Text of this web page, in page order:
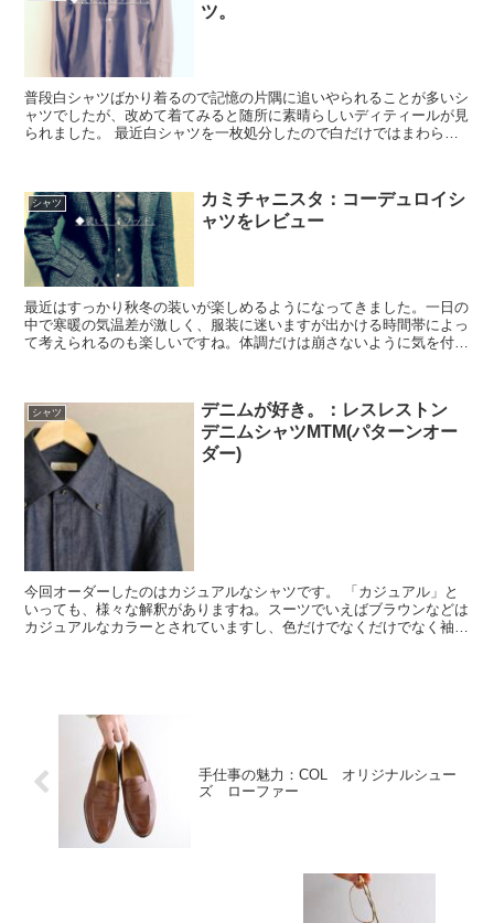
ツ。
普段白シャツばかり着るので記憶の片隅に追いやられることが多いシ
ャツでしたが、改めて着てみると随所に素晴らしいディティールが見
られました。 最近白シャツを一枚処分したので白だけではまわらな
シャツ
カミチャニスタ：コーデュロイシ
ャツをレビュー
最近はすっかり秋冬の装いが楽しめるようになってきました。一日の
中で寒暖の気温差が激しく、服装に迷いますが出かける時間帯によっ
て考えられるのも楽しいですね。体調だけは崩さないように気を付け
シャツ
デニムが好き。：レスレストン
デニムシャツMTM(パターンオー
ダー)
今回オーダーしたのはカジュアルなシャツです。 「カジュアル」と
いっても、様々な解釈がありますね。スーツでいえばブラウンなどは
カジュアルなカラーとされていますし、色だけでなくだけでなく袖ボ
手仕事の魅力：COL オリジナルシュー
ズ ローファー